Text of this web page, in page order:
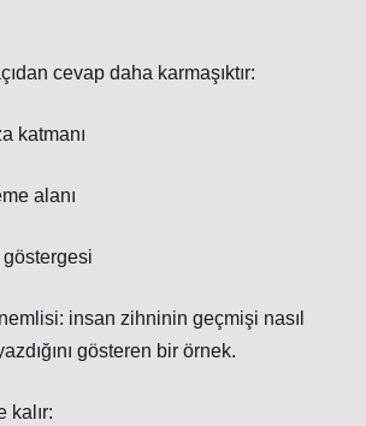
cevap daha karmaşıktır:
katmanı
alanı
insan zihninin geçmişi nasıl
gösteren bir örnek.
kalır: